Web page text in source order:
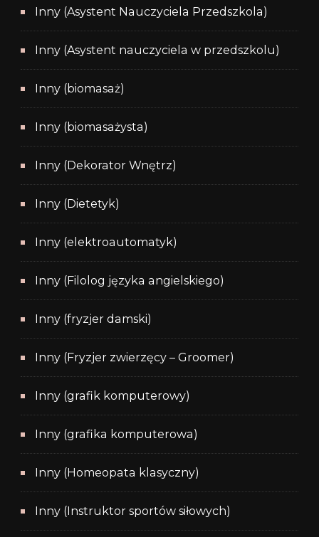
Inny (Asystent Nauczyciela Przedszkola)
Inny (Asystent nauczyciela w przedszkolu)
Inny (biomasaż)
Inny (biomasażysta)
Inny (Dekorator Wnętrz)
Inny (Dietetyk)
Inny (elektroautomatyk)
Inny (Filolog języka angielskiego)
Inny (fryzjer damski)
Inny (Fryzjer zwierzęcy – Groomer)
Inny (grafik komputerowy)
Inny (grafika komputerowa)
Inny (Homeopata klasyczny)
Inny (Instruktor sportów siłowych)